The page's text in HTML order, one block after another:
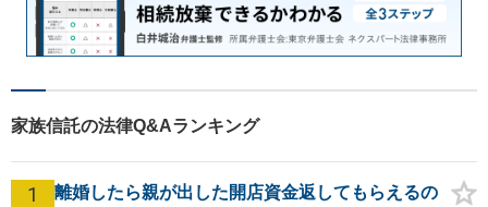
家族信託の法律Q&Aランキング
1
離婚したら親が出した開店資金返してもらえるの